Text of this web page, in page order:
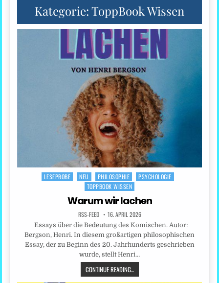
Kategorie:ToppBook Wissen
Posted
LESEPROBE NEU PHILOSOPHIE
PSYCHOLOGIE
TOPPBOOK WISSEN
Warum wir lachen
RSS-FEED 16. APRIL 2026
Essays über die Bedeutung des Komischen. Autor:
Bergson, Henri. In diesem großartigen philosophischen
Essay, der zu Beginn des 20. Jahrhunderts geschrieben
wurde, stellt Henri…
CONTINUE READING...